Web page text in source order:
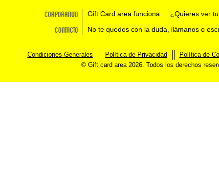
Corporativo Gift Card area funciona ¿Quieres ver
Contacto No te quedes con la duda, llámanos o
Condiciones Generales Política de Privacidad
Política de
© Gift card area 2026. Todos los derechos